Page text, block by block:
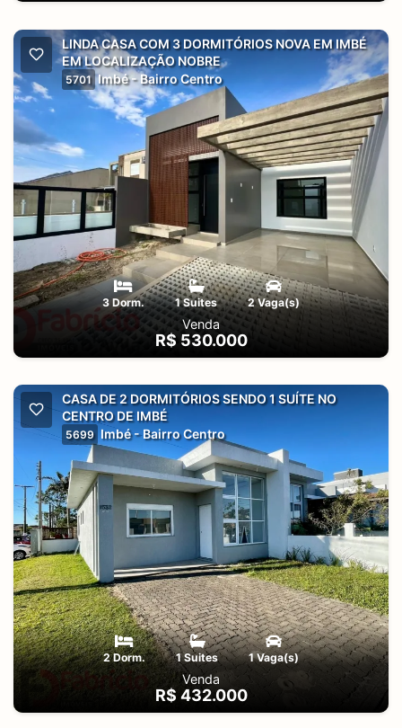
LINDA CASA COM 3 DORMITÓRIOS NOVA EM IMBÉ
EM LOCALIZAÇÃO NOBRE
5701 Imbé - Bairro Centro
3 Dorm. 1 Suites 2 Vaga(s)
Venda
R$ 530.000
CASA DE 2 DORMITÓRIOS SENDO 1 SUÍTE NO
CENTRO DE IMBÉ
5699 Imbé - Bairro Centro
2 Dorm. 1 Suites 1 Vaga(s)
Venda
R$ 432.000